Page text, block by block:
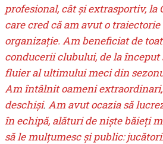
profesional, cât și extrasportiv, la
care cred că am avut o
organizație. Am beneficiat de
conducerii clubului, de la
fluier al ultimului meci din
Am întâlnit oameni
deschiși. Am avut ocazia să
în echipă, alături de niște băieți
să le mulțumesc și public: